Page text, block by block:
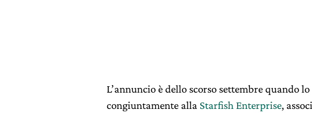
L’annuncio è dello scorso settembre quando
congiuntamente alla Starfish Enterprise,